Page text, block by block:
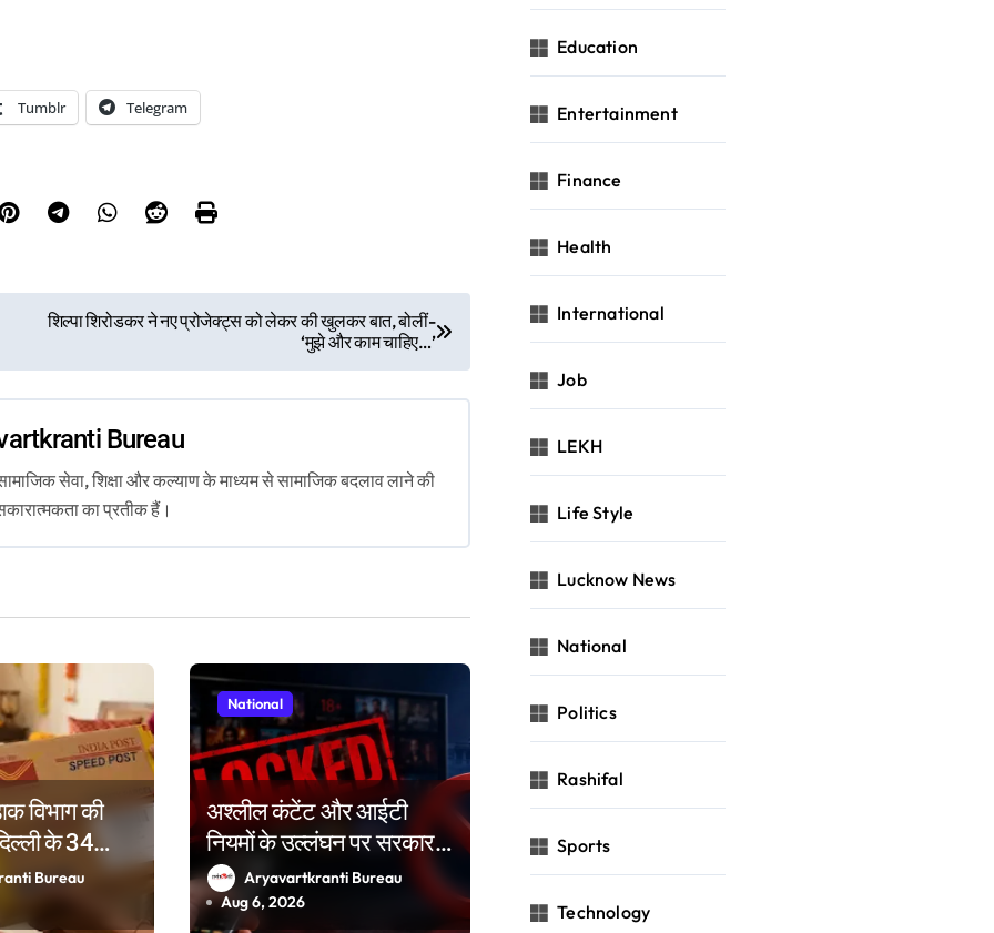
Tumblr Telegram
शिल्पा शिरोडकर ने नए प्रोजेक्ट्स को लेकर की खुलकर बात, बोलीं-
‘मुझे और काम चाहिए…’
Bureau
सामाजिक सेवा, शिक्षा और कल्याण के माध्यम से सामाजिक बदलाव लाने की
का प्रतीक हैं।
विभाग की
के 34
प्रमुख रेलवे
बुकिंग के विशेष
Bureau
National
अश्लील कंटेंट और आईटी
नियमों के उल्लंघन पर सरकार
सख्त, दो वर्षों में 50 OTT
प्लेटफॉर्म किए ब्लॉक
Aryavartkranti Bureau
Aug 6, 2026
Education
Entertainment
Finance
Health
International
Job
LEKH
Life Style
Lucknow News
National
Politics
Rashifal
Sports
Technology